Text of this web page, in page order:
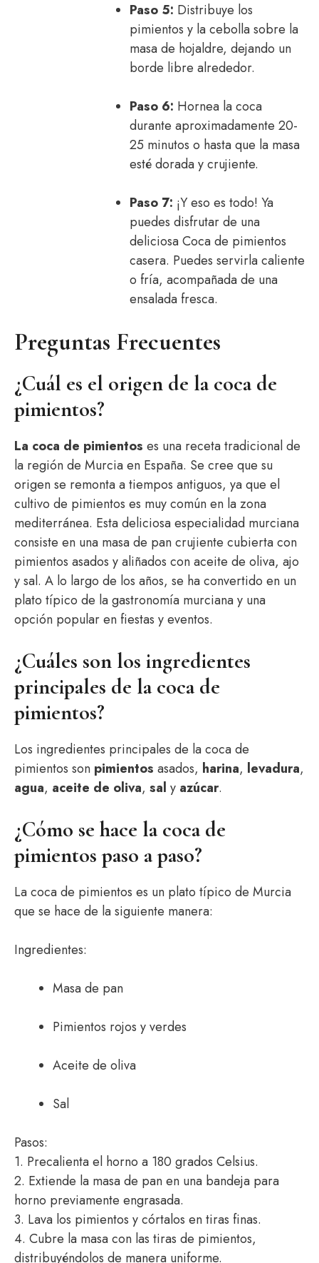
Paso 5: Distribuye los
pimientos y la cebolla sobre la
masa de hojaldre, dejando un
borde libre alrededor.
Paso 6: Hornea la coca
durante aproximadamente 20-
25 minutos o hasta que la masa
esté dorada y crujiente.
Paso 7: ¡Y eso es todo! Ya
puedes disfrutar de una
deliciosa Coca de pimientos
casera. Puedes servirla caliente
o fría, acompañada de una
ensalada fresca.
Preguntas Frecuentes
¿Cuál es el origen de la coca de
pimientos?
La coca de pimientos es una receta tradicional de
la región de Murcia en España. Se cree que su
origen se remonta a tiempos antiguos, ya que el
cultivo de pimientos es muy común en la zona
mediterránea. Esta deliciosa especialidad murciana
consiste en una masa de pan crujiente cubierta con
pimientos asados y aliñados con aceite de oliva, ajo
y sal. A lo largo de los años, se ha convertido en un
plato típico de la gastronomía murciana y una
opción popular en fiestas y eventos.
¿Cuáles son los ingredientes
principales de la coca de
pimientos?
Los ingredientes principales de la coca de
pimientos son pimientos asados, harina, levadura,
agua, aceite de oliva, sal y azúcar.
¿Cómo se hace la coca de
pimientos paso a paso?
La coca de pimientos es un plato típico de Murcia
que se hace de la siguiente manera:
Ingredientes:
Masa de pan
Pimientos rojos y verdes
Aceite de oliva
Sal
Pasos:
1. Precalienta el horno a 180 grados Celsius.
2. Extiende la masa de pan en una bandeja para
horno previamente engrasada.
3. Lava los pimientos y córtalos en tiras finas.
4. Cubre la masa con las tiras de pimientos,
distribuyéndolos de manera uniforme.